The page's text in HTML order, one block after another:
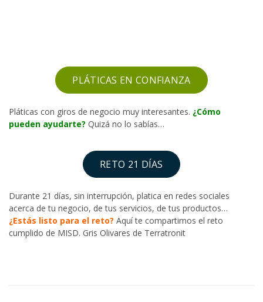
PLÁTICAS EN CONFIANZA
Pláticas con giros de negocio muy interesantes. ¿Cómo
pueden ayudarte? Quizá no lo sabías…
RETO 21 DÍAS
Durante 21 días, sin interrupción, platica en redes sociales
acerca de tu negocio, de tus servicios, de tus productos…
¿Estás listo para el reto? Aquí te compartimos el reto
cumplido de MISD. Gris Olivares de Terratronit